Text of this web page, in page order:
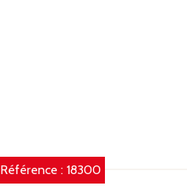
Référence : 18300